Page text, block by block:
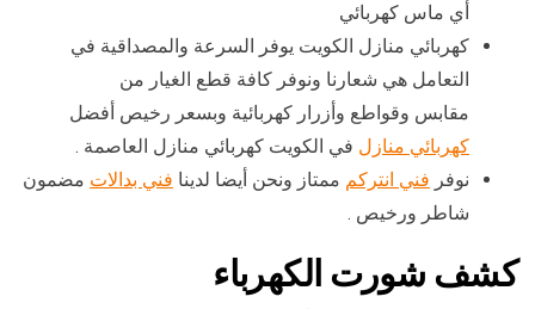
أي ماس كهربائي
كهربائي منازل الكويت يوفر السرعة والمصداقية في
التعامل هي شعارنا ونوفر كافة قطع الغيار من
مقابس وقواطع وأزرار كهربائية وبسعر رخيص أفضل
كهربائي منازل في الكويت كهربائي منازل العاصمة .
نوفر فني انتركم ممتاز ونحن أيضا لدينا فني بدالات مضمون
شاطر ورخيص .
كشف شورت الكهرباء